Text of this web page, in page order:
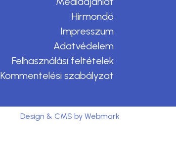
Hírmondó
Impresszum
Adatvédelem
Felhasználási feltételek
Kommentelési szabályzat
Design & CMS by Webmark